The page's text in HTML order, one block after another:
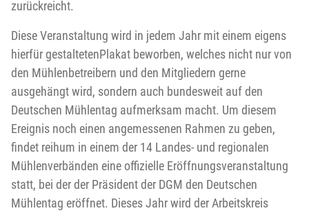
zurückreicht.
Diese Veranstaltung wird in jedem Jahr mit einem eigens
hierfür gestaltetenPlakat beworben, welches nicht nur von
den Mühlenbetreibern und den Mitgliedern gerne
ausgehängt wird, sondern auch bundesweit auf den
Deutschen Mühlentag aufmerksam macht. Um diesem
Ereignis noch einen angemessenen Rahmen zu geben,
findet reihum in einem der 14 Landes- und regionalen
Mühlenverbänden eine offizielle Eröffnungsveranstaltung
statt, bei der der Präsident der DGM den Deutschen
Mühlentag eröffnet. Dieses Jahr wird der Arbeitskreis